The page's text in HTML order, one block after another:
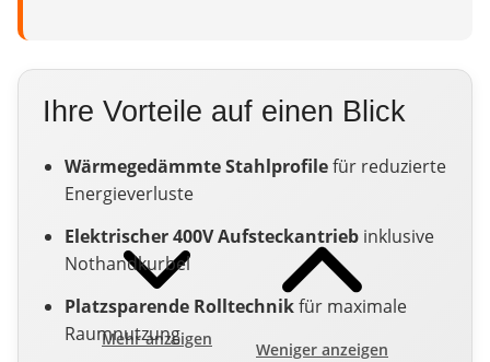
Ihre Vorteile auf einen Blick
Wärmegedämmte Stahlprofilefür reduzierte
Energieverluste
Elektrischer 400V Aufsteckantrieb inklusive
Nothandkurbel
Platzsparende Rolltechnikfür maximale
Raumnutzung
Mehr anzeigen
Weniger anzeigen